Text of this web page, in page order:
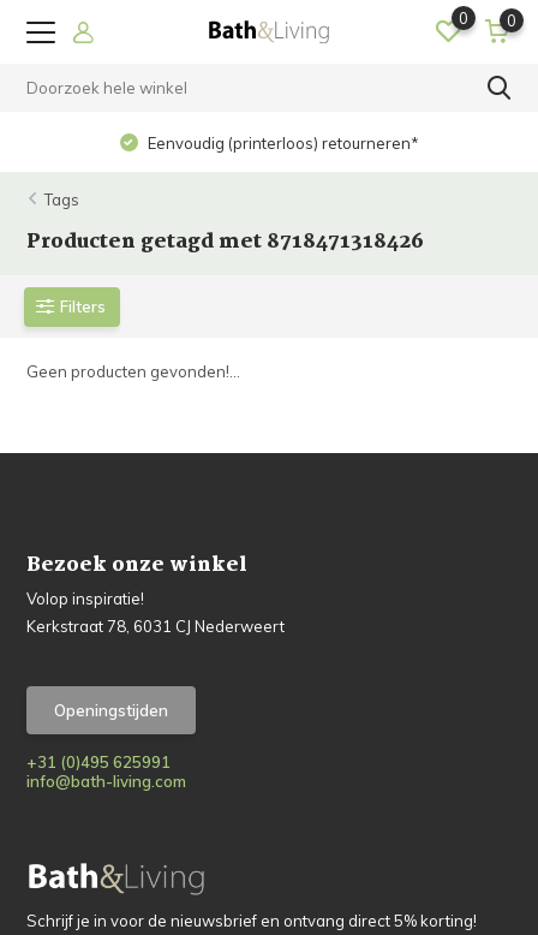
0 0
Eenvoudig (printerloos) retourneren*
Tags
Producten getagd met 8718471318426
Filters
Geen producten gevonden!...
Bezoek onze winkel
Volop inspiratie!
Kerkstraat 78, 6031 CJ Nederweert
Openingstijden
+31 (0)495 625991
info@bath-living.com
Schrijf je in voor de nieuwsbrief en ontvang direct 5% korting!